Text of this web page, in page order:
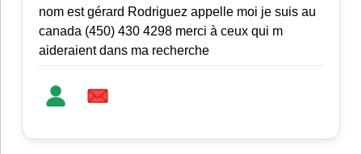
nom est gérard Rodriguez appelle moi je suis au
canada (450) 430 4298 merci à ceux qui m
aideraient dans ma recherche